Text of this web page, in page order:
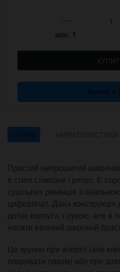
мін. 1
Купити в
ОГЛЯД
Простий непрошитий
в стилі стімпанк і ретро. Є
суцільних ремінців з
циферблат. Дана конструкція
дотик корпуса з рукою, але в
носити великий широкий
Це зручно при алергії (але
покривати лаком) або при